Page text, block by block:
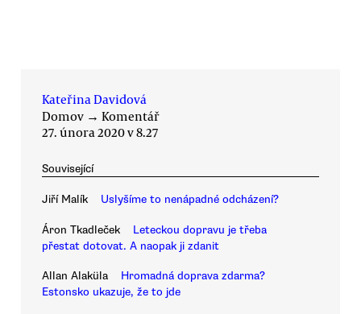
Kateřina Davidová
Domov → Komentář
27. února 2020 v 8.27
Související
Jiří Malík Uslyšíme to nenápadné odcházení?
Áron Tkadleček
Leteckou dopravu je třeba
přestat dotovat. A naopak ji zdanit
Allan Alaküla
Hromadná doprava zdarma?
Estonsko ukazuje, že to jde